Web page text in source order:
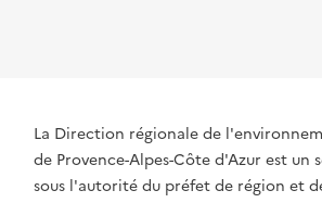
La Direction régionale de
de Provence-Alpes-Côte d'Azur est
sous l'autorité du préfet de région et